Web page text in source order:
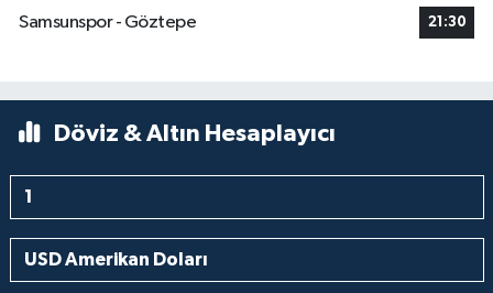
Samsunspor - Göztepe
21:30
Döviz & Altın Hesaplayıcı